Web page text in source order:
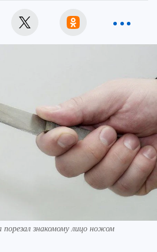
знакомому лицо ножом